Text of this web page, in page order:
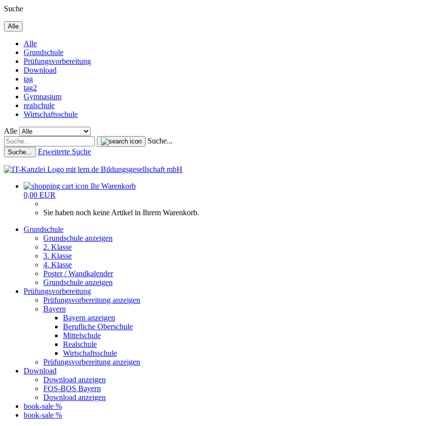
Suche
Alle
Alle
Grundschule
Prüfungsvorbereitung
Download
tag
tag2
Gymnasium
realschule
Wirtschaftsschule
Alle
Suche...
Suche... Erweiterte Suche
Ihr Warenkorb
0,00 EUR
Sie haben noch keine Artikel in Ihrem Warenkorb.
Grundschule
Grundschule anzeigen
2. Klasse
3. Klasse
4. Klasse
Poster / Wandkalender
Grundschule anzeigen
Prüfungsvorbereitung
Prüfungsvorbereitung anzeigen
Bayern
Bayern anzeigen
Berufliche Oberschule
Mittelschule
Realschule
Wirtschaftsschule
Prüfungsvorbereitung anzeigen
Download
Download anzeigen
FOS-BOS Bayern
Download anzeigen
book-sale %
book-sale %